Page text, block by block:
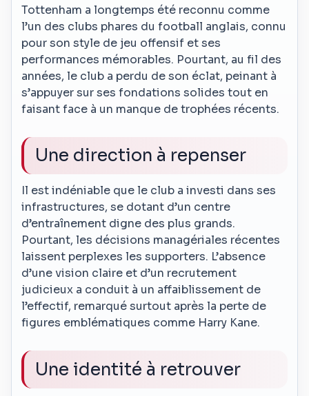
Tottenham a longtemps été reconnu comme
l’un des clubs phares du football anglais, connu
pour son style de jeu offensif et ses
performances mémorables. Pourtant, au fil des
années, le club a perdu de son éclat, peinant à
s’appuyer sur ses fondations solides tout en
faisant face à un manque de trophées récents.
Une direction à repenser
Il est indéniable que le club a investi dans ses
infrastructures, se dotant d’un centre
d’entraînement digne des plus grands.
Pourtant, les décisions managériales récentes
laissent perplexes les supporters. L’absence
d’une vision claire et d’un recrutement
judicieux a conduit à un affaiblissement de
l’effectif, remarqué surtout après la perte de
figures emblématiques comme Harry Kane.
Une identité à retrouver